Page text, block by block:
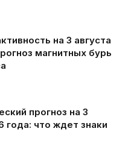
на 3 августа
магнитных бурь
прогноз на 3
года: что ждет знаки